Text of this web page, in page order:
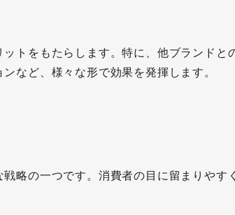
トをもたらします。特に、他ブランドと
など、様々な形で効果を発揮します。
略の一つです。消費者の目に留まりやす